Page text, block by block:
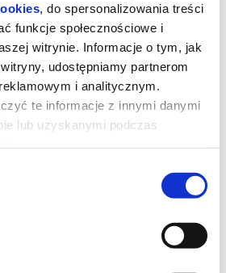
, do spersonalizowania treści
funkcje społecznościowe i
witrynie. Informacje o tym, jak
udostępniamy partnerom
i analitycznym.
te informacje z innymi danymi
lub uzyskanymi podczas
się na odległą angielską
okazuje się, że najmłodsi
i ukochanych elektronicznych